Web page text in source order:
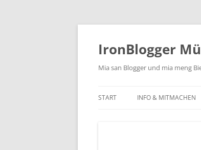
Zum
IronBlogger
Mia san Blogger und mia meng
START INFO & MITMACHEN